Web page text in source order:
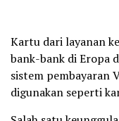
Kartu dari layanan
bank-bank di Eropa
sistem pembayaran
digunakan seperti